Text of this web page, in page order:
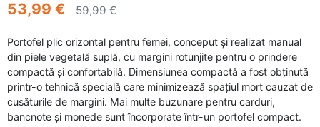
53,99 € 59,99 €
Portofel plic orizontal pentru femei, conceput și realizat manual
din piele vegetală suplă, cu margini rotunjite pentru o prindere
compactă și confortabilă. Dimensiunea compactă a fost obținută
printr-o tehnică specială care minimizează spațiul mort cauzat de
cusăturile de margini. Mai multe buzunare pentru carduri,
bancnote și monede sunt încorporate într-un portofel compact.